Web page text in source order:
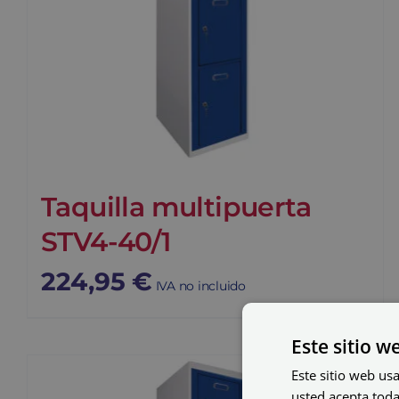
Taquilla multipuerta
STV4-40/1
224,95 € IVA no incluido
Este sitio
Este sitio web